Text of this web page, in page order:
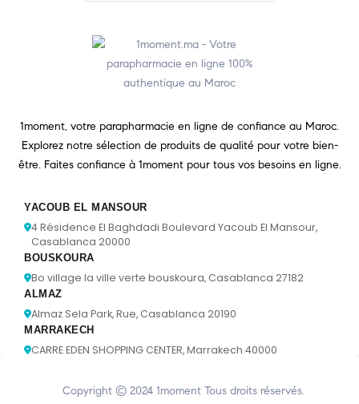
1moment, votre parapharmacie en ligne de confiance au Maroc.
Explorez notre sélection de produits de qualité pour votre bien-
être. Faites confiance à 1moment pour tous vos besoins en ligne.
YACOUB EL MANSOUR
4 Résidence El Baghdadi Boulevard Yacoub El Mansour,
Casablanca 20000
BOUSKOURA
Bo village la ville verte bouskoura, Casablanca 27182
ALMAZ
Almaz Sela Park, Rue, Casablanca 20190
MARRAKECH
CARRE EDEN SHOPPING CENTER, Marrakech 40000
Copyright © 2024 1moment Tous droits réservés.